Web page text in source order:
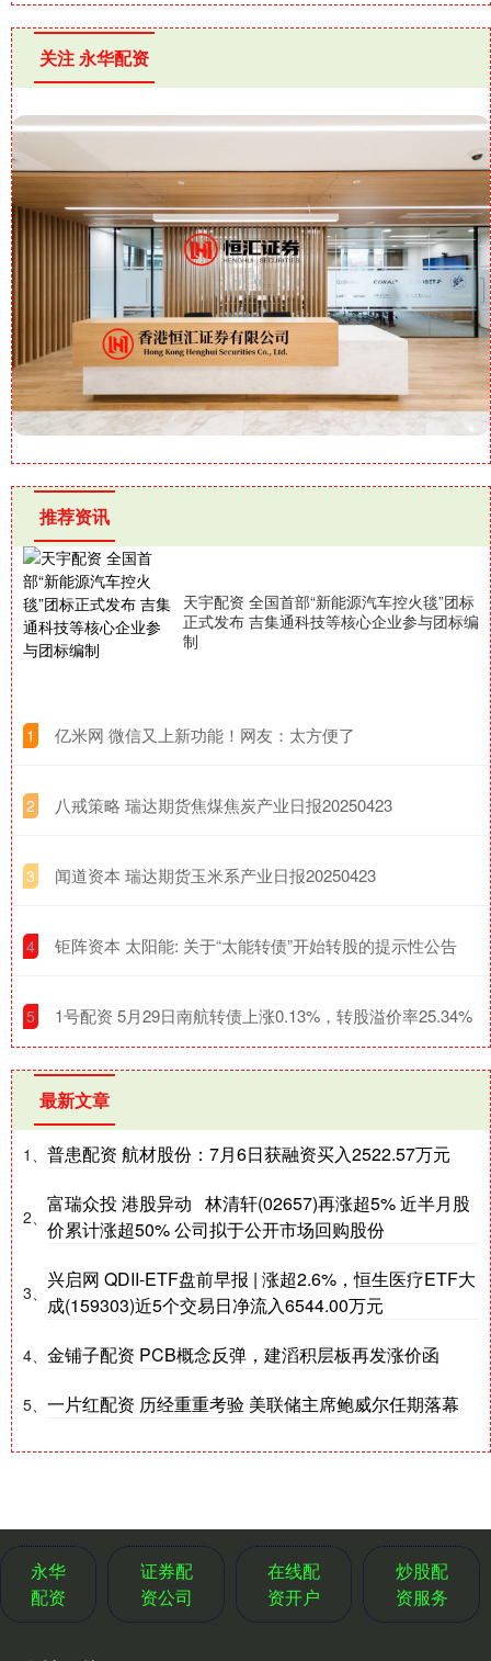
关注 永华配资
推荐资讯
天宇配资 全国首部“新能源汽车控火毯”团标
正式发布 吉集通科技等核心企业参与团标编
制
1 ​亿米网 微信又上新功能！网友：太方便了
2 ​八戒策略 瑞达期货焦煤焦炭产业日报20250423
3 ​闻道资本 瑞达期货玉米系产业日报20250423
4 ​钜阵资本 太阳能: 关于“太能转债”开始转股的提示性公告
5 ​1号配资 5月29日南航转债上涨0.13%，转股溢价率25.34%
最新文章
1、 普患配资 航材股份：7月6日获融资买入2522.57万元
2、
富瑞众投 港股异动 林清轩(02657)再涨超5% 近半月股
价累计涨超50% 公司拟于公开市场回购股份
3、
兴启网 QDII-ETF盘前早报 | 涨超2.6%，恒生医疗ETF大
成(159303)近5个交易日净流入6544.00万元
4、 金铺子配资 PCB概念反弹，建滔积层板再发涨价函
5、 一片红配资 历经重重考验 美联储主席鲍威尔任期落幕
永华
配资
证券配
资公司
在线配
资开户
炒股配
资服务